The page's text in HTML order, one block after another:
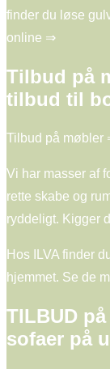
finder du løse
online ⇒
Tilbud på
tilbud til
Tilbud på møbler
Vi har masser af
rette skabe og
ryddeligt. Kigger
Hos ILVA finder
hjemmet. Se de
TILBUD
sofaer på